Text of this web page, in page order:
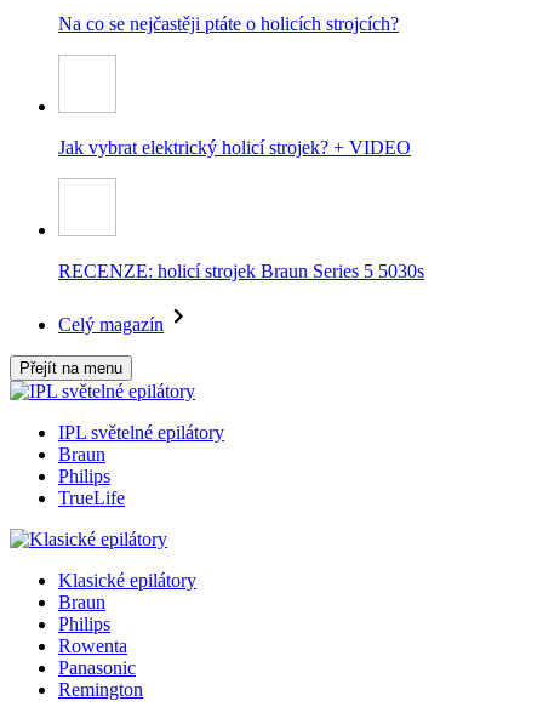
Na co se nejčastěji ptáte o holicích strojcích?
Jak vybrat elektrický holicí strojek? + VIDEO
RECENZE: holicí strojek Braun Series 5 5030s
Celý magazín
Přejít na menu
IPL světelné epilátory
Braun
Philips
TrueLife
Klasické epilátory
Braun
Philips
Rowenta
Panasonic
Remington